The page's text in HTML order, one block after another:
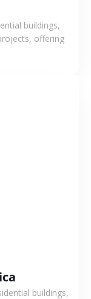
buildings,
offering
buildings,